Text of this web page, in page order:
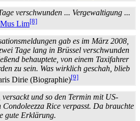
verschwunden ... Vergewaltigung ...
Mus Lim[8]
gab es im März 2008,
Tage lang in Brüssel verschwunden
behauptete, von einem Taxi­fahrer
zu sein. Was wirklich geschah, blieb
Dirie (Biographie)[9]
versackt und so den Termin mit US-
Rice verpasst. Da brauchte
gute Erklärung.